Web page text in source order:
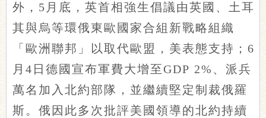
外，5月底，英首相強生倡議由英國、土耳
其與烏等環俄東歐國家合組新戰略組織
「歐洲聯邦」以取代歐盟，美表態支持；6
月4日德國宣布軍費大增至GDP 2%、派兵
萬名加入北約部隊，並繼續堅定制裁俄羅
斯。俄因此多次批評美國領導的北約持續